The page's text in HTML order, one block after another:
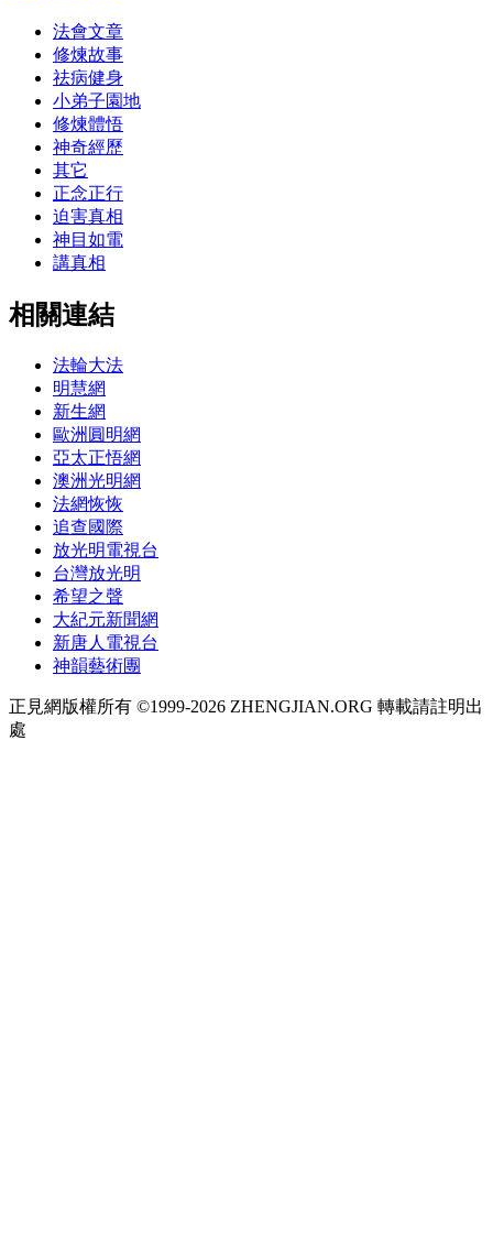
法會文章
修煉故事
祛病健身
小弟子園地
修煉體悟
神奇經歷
其它
正念正行
迫害真相
神目如電
講真相
相關連結
法輪大法
明慧網
新生網
歐洲圓明網
亞太正悟網
澳洲光明網
法網恢恢
追查國際
放光明電視台
台灣放光明
希望之聲
大紀元新聞網
新唐人電視台
神韻藝術團
正見網版權所有 ©1999-2026 ZHENGJIAN.ORG 轉載請註明出
處